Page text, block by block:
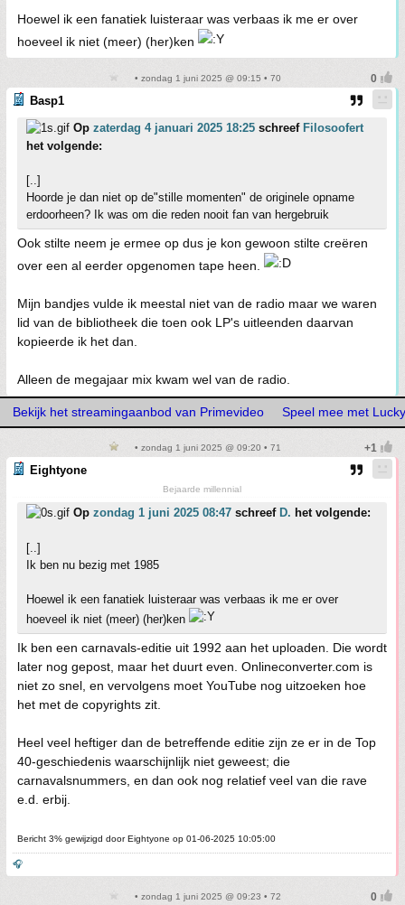
Hoewel ik een fanatiek luisteraar was verbaas ik me er over
hoeveel ik niet (meer) (her)ken
• zondag 1 juni 2025 @ 09:15 • 70
Basp1
Op zaterdag 4 januari 2025 18:25 schreef Filosoofert
het volgende:
[..]
Hoorde je dan niet op de"stille momenten" de originele opname
erdoorheen? Ik was om die reden nooit fan van hergebruik
Ook stilte neem je ermee op dus je kon gewoon stilte creëren
over een al eerder opgenomen tape heen.
Mijn bandjes vulde ik meestal niet van de radio maar we waren
lid van de bibliotheek die toen ook LP's uitleenden daarvan
kopieerde ik het dan.
Alleen de megajaar mix kwam wel van de radio.
Bekijk het streamingaanbod van Primevideo Speel mee met
• zondag 1 juni 2025 @ 09:20 • 71
Eightyone
Bejaarde millennial
Op zondag 1 juni 2025 08:47 schreef D. het volgende:
[..]
Ik ben nu bezig met 1985
Hoewel ik een fanatiek luisteraar was verbaas ik me er over
hoeveel ik niet (meer) (her)ken
Ik ben een carnavals-editie uit 1992 aan het uploaden. Die wordt
later nog gepost, maar het duurt even. Onlineconverter.com is
niet zo snel, en vervolgens moet YouTube nog uitzoeken hoe
het met de copyrights zit.
Heel veel heftiger dan de betreffende editie zijn ze er in de Top
40-geschiedenis waarschijnlijk niet geweest; die
carnavalsnummers, en dan ook nog relatief veel van die rave
e.d. erbij.
Bericht 3% gewijzigd door Eightyone op 01-06-2025 10:05:00
🎧
• zondag 1 juni 2025 @ 09:23 • 72